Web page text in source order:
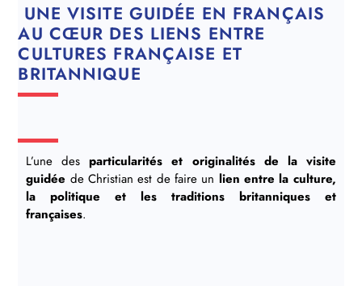
UNE VISITE GUIDÉE EN FRANÇAIS
AU CŒUR DES LIENS ENTRE
CULTURES FRANÇAISE ET
BRITANNIQUE
L’une desparticularités et originalités de la visite
guidée de Christian est de faire un lien entre la culture,
la politique et les traditions britanniques et
françaises.